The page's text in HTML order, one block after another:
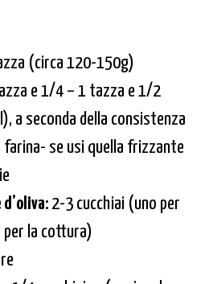
(circa 120-150g)
e 1/4 – 1 tazza e 1/2
a seconda della consistenza
farina- se usi quella frizzante
2-3 cucchiai (uno per
la cottura)